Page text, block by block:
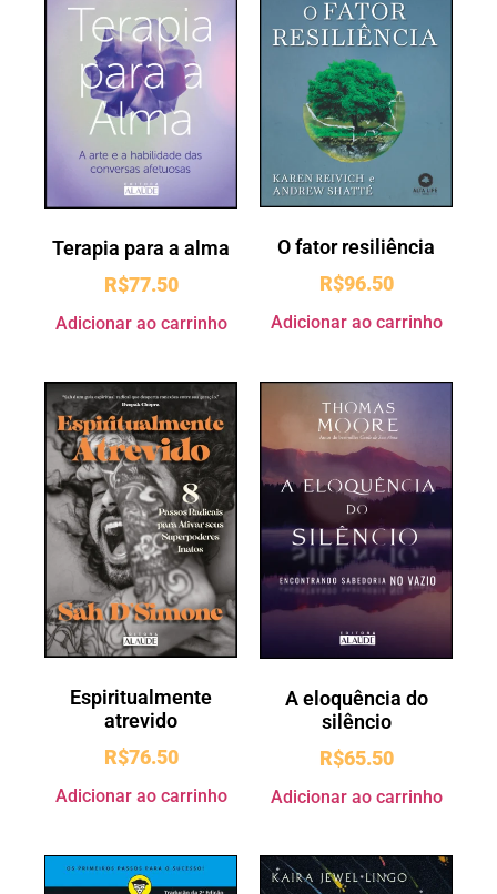
Terapia para a alma
R$77.50
Adicionar ao carrinho
O fator resiliência
R$96.50
Adicionar ao carrinho
Espiritualmente
atrevido
R$76.50
Adicionar ao carrinho
A eloquência do
silêncio
R$65.50
Adicionar ao carrinho